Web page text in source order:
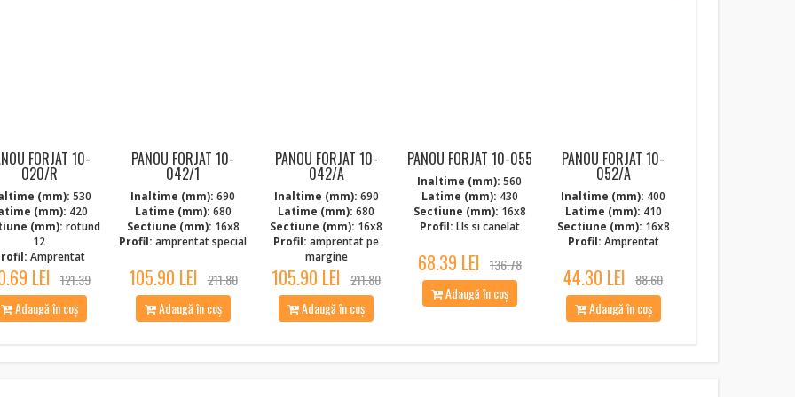
FORJAT 10-
020/R
(mm): 530
(mm): 420
(mm): rotund
12
Amprentat
LEI 121.39
Adaugă în coș
PANOU FORJAT 10-
042/1
Inaltime (mm): 690
Latime (mm): 680
Sectiune (mm): 16x8
Profil: amprentat special
105.90 LEI 211.80
Adaugă în coș
PANOU FORJAT 10-
042/A
Inaltime (mm): 690
Latime (mm): 680
Sectiune (mm): 16x8
Profil: amprentat pe
margine
105.90 LEI 211.80
Adaugă în coș
PANOU FORJAT 10-055
Inaltime (mm): 560
Latime (mm): 430
Sectiune (mm): 16x8
Profil: LIs si canelat
68.39 LEI 136.78
Adaugă în coș
PANOU FORJAT 10-
052/A
Inaltime (mm): 400
Latime (mm): 410
Sectiune (mm): 16x8
Profil: Amprentat
44.30 LEI 88.60
Adaugă în coș